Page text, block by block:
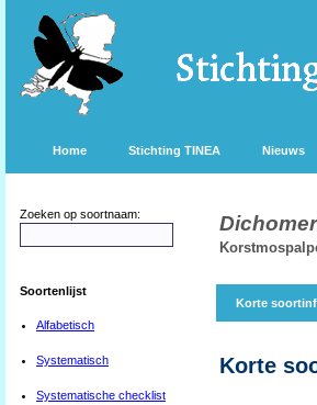
Home Stichting TINEA Nieuws
Zoeken op soortnaam:
Soortenlijst
Alfabetisch
Systematisch
Systematische checklist
Korte
Korte